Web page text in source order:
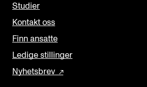
Studier
Kontakt oss
Finn ansatte
Ledige stillinger
Nyhetsbrev